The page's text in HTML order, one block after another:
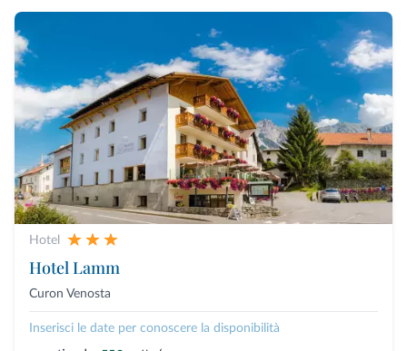
Hotel
Hotel Lamm
Curon Venosta
Inserisci le date per conoscere la disponibilità